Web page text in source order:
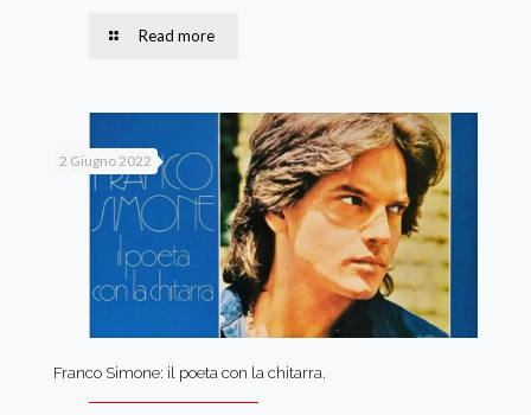
Read more
2 Giugno 2022
Franco Simone: il poeta con la chitarra.